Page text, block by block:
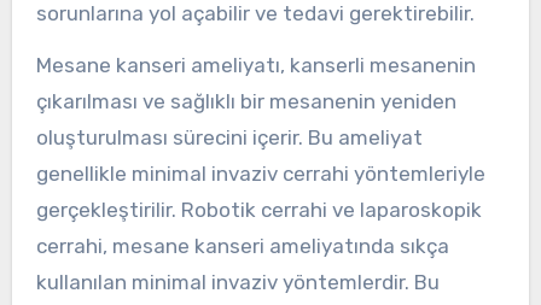
sorunlarına yol açabilir ve tedavi gerektirebilir.
Mesane kanseri ameliyatı, kanserli mesanenin
çıkarılması ve sağlıklı bir mesanenin yeniden
oluşturulması sürecini içerir. Bu ameliyat
genellikle minimal invaziv cerrahi yöntemleriyle
gerçekleştirilir. Robotik cerrahi ve laparoskopik
cerrahi, mesane kanseri ameliyatında sıkça
kullanılan minimal invaziv yöntemlerdir. Bu